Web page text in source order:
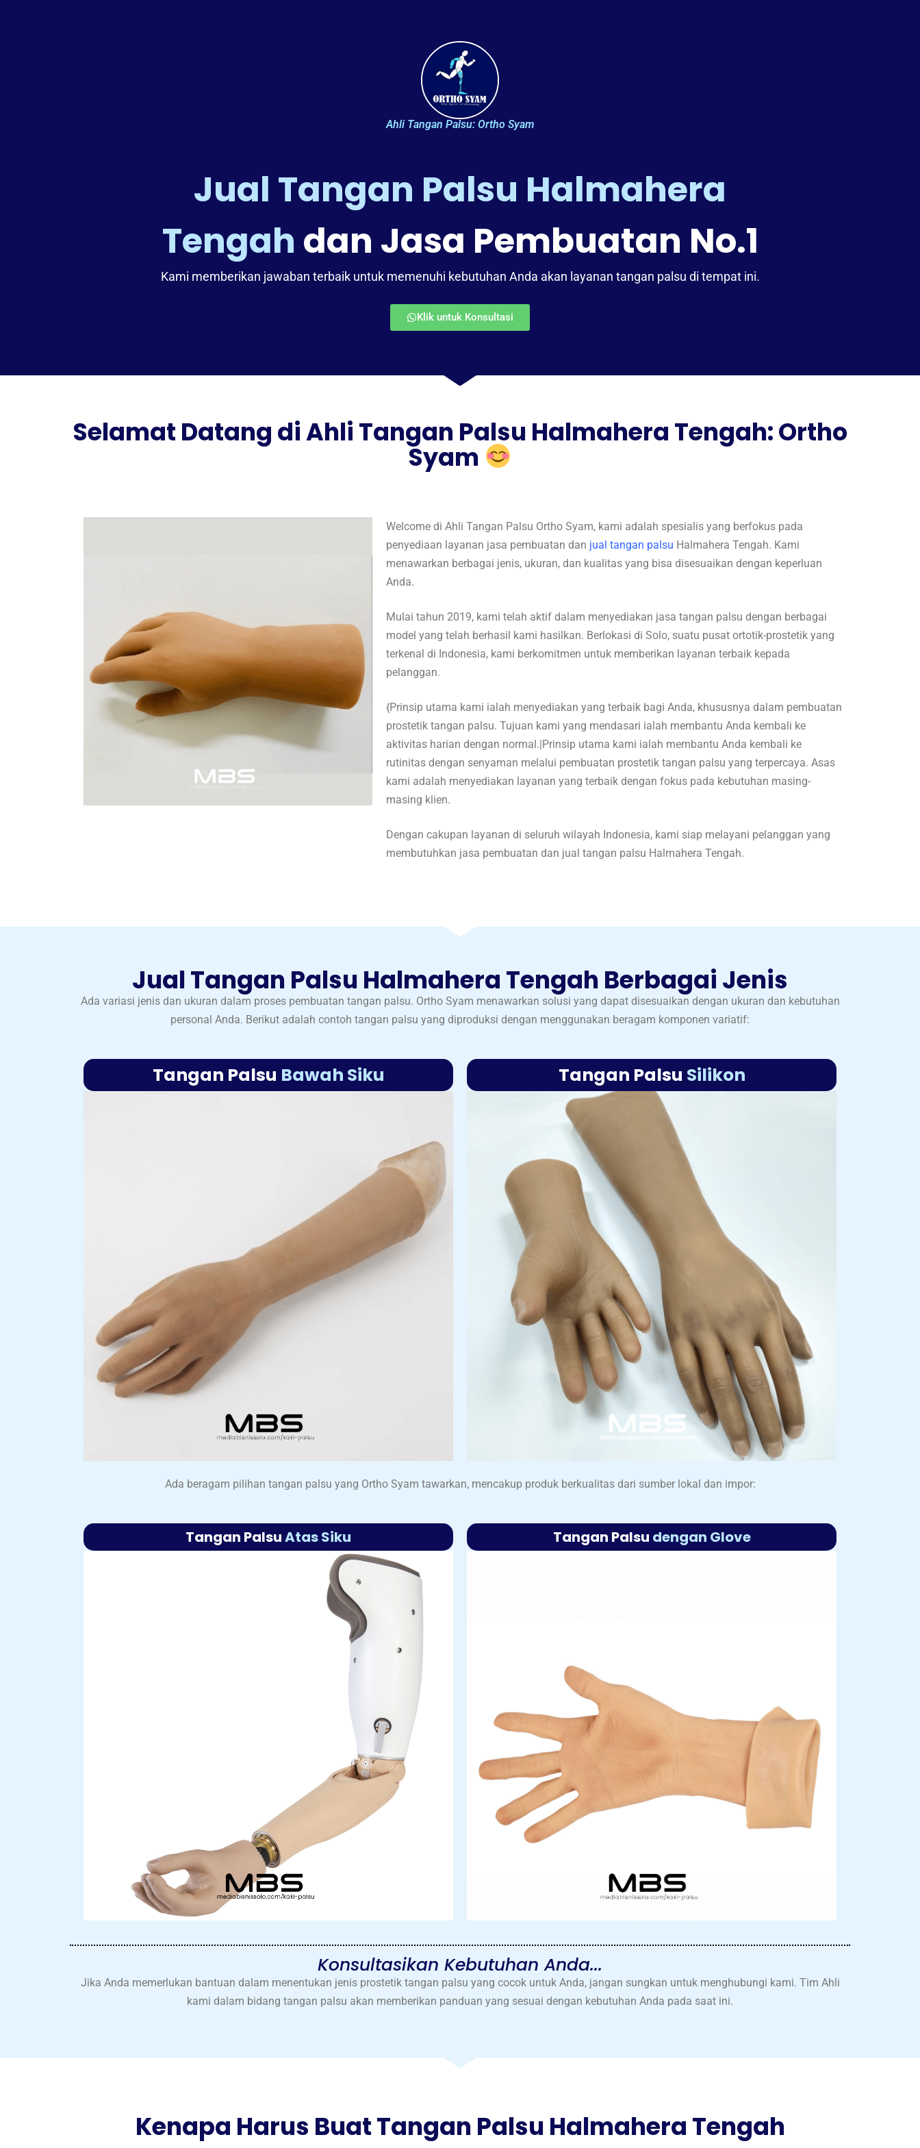
Ahli Tangan Palsu: Ortho Syam
Jual Tangan Palsu Halmahera
Tengah dan Jasa Pembuatan No.1
Kami memberikan jawaban terbaik untuk memenuhi kebutuhan Anda akan layanan tangan palsu di tempat ini.
Klik untuk Konsultasi
Selamat Datang di Ahli Tangan Palsu Halmahera Tengah: Ortho
Syam
Welcome di Ahli Tangan Palsu Ortho Syam, kami adalah spesialis yang berfokus pada
penyediaan layanan jasa pembuatan dan jual tangan palsu Halmahera Tengah. Kami
menawarkan berbagai jenis, ukuran, dan kualitas yang bisa disesuaikan dengan keperluan
Anda.
Mulai tahun 2019, kami telah aktif dalam menyediakan jasa tangan palsu dengan berbagai
model yang telah berhasil kami hasilkan. Berlokasi di Solo, suatu pusat ortotik-prostetik yang
terkenal di Indonesia, kami berkomitmen untuk memberikan layanan terbaik kepada
pelanggan.
{Prinsip utama kami ialah menyediakan yang terbaik bagi Anda, khususnya dalam pembuatan
prostetik tangan palsu. Tujuan kami yang mendasari ialah membantu Anda kembali ke
aktivitas harian dengan normal.|Prinsip utama kami ialah membantu Anda kembali ke
rutinitas dengan senyaman melalui pembuatan prostetik tangan palsu yang terpercaya. Asas
kami adalah menyediakan layanan yang terbaik dengan fokus pada kebutuhan masing-
masing klien.
Dengan cakupan layanan di seluruh wilayah Indonesia, kami siap melayani pelanggan yang
membutuhkan jasa pembuatan dan jual tangan palsu Halmahera Tengah.
Jual Tangan Palsu Halmahera Tengah Berbagai Jenis
Ada variasi jenis dan ukuran dalam proses pembuatan tangan palsu. Ortho Syam menawarkan solusi yang dapat disesuaikan dengan ukuran dan kebutuhan
personal Anda. Berikut adalah contoh tangan palsu yang diproduksi dengan menggunakan beragam komponen variatif:
Tangan Palsu Bawah Siku Tangan Palsu Silikon
Ada beragam pilihan tangan palsu yang Ortho Syam tawarkan, mencakup produk berkualitas dari sumber lokal dan impor:
Tangan PalsuAtas Siku Tangan Palsu dengan Glove
Konsultasikan Kebutuhan Anda...
Jika Anda memerlukan bantuan dalam menentukan jenis prostetik tangan palsu yang cocok untuk Anda, jangan sungkan untuk menghubungi kami. Tim Ahli
kami dalam bidang tangan palsu akan memberikan panduan yang sesuai dengan kebutuhan Anda pada saat ini.
Kenapa Harus Buat Tangan Palsu Halmahera Tengah